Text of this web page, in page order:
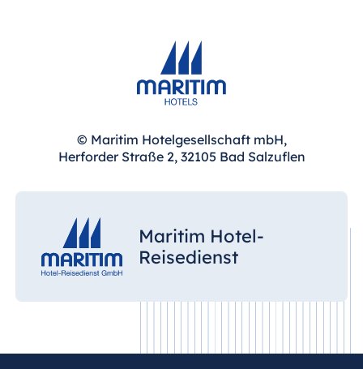
© Maritim Hotelgesellschaft mbH,
Herforder Straße 2, 32105 Bad Salzuflen
Maritim Hotel-
Reisedienst